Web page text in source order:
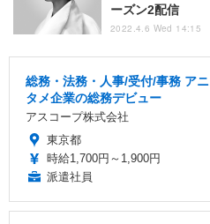
ーズン2配信
2022.4.6 Wed 14:15
総務・法務・人事/受付/事務 ア
タメ企業の総務デビュー
アスコープ株式会社
東京都
時給1,700円～1,900円
派遣社員